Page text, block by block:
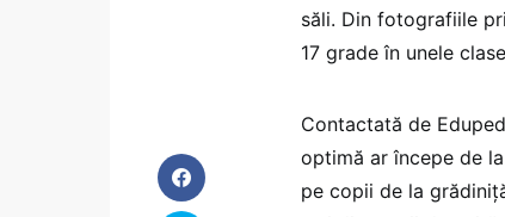
săli. Din fotografiile
17 grade în unele
Contactată de
optimă ar începe de
pe copii de la